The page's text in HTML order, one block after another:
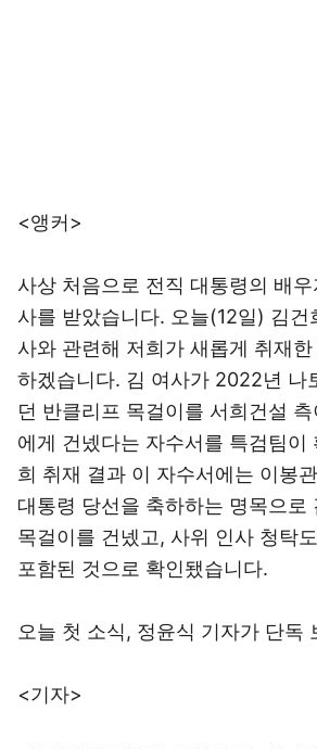
<앵커>
사상 처음으로 전직 대통령의 배
사를 받았습니다. 오늘(12일) 김건
사와 관련해 저희가 새롭게 취재
하겠습니다. 김 여사가 2022년 나
던 반클리프 목걸이를 서희건설
에게 건넸다는 자수서를 특검팀이
희 취재 결과 이 자수서에는 이봉
대통령 당선을 축하하는 명목으로
목걸이를 건넸고, 사위 인사 청탁
포함된 것으로 확인됐습니다.
오늘 첫 소식, 정윤식 기자가 단독
<기자>